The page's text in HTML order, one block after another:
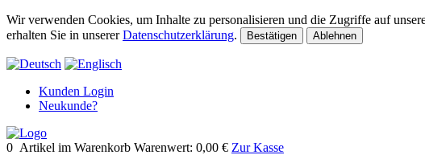
Wir verwenden Cookies, um Inhalte zu personalisieren und die Zugriffe auf
erhalten Sie in unsererDatenschutzerklärung. Bestätigen Ablehnen
Kunden Login
Neukunde?
0 Artikel im Warenkorb Warenwert: 0,00 € Zur Kasse